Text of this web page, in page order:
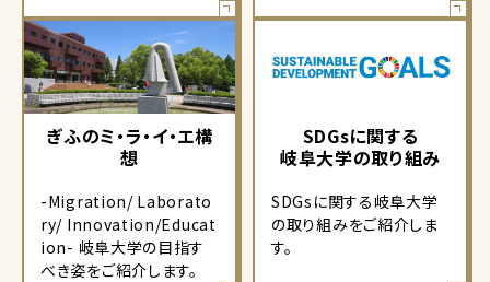
ぎふのミ・ラ・イ・エ構
想
-Migration/ Laborato
ry/ Innovation/Educat
ion- 岐阜大学の目指す
べき姿をご紹介します。
SDGsに関する
岐阜大学の取り組み
SDGsに関する岐阜大学
の取り組みをご紹介しま
す。